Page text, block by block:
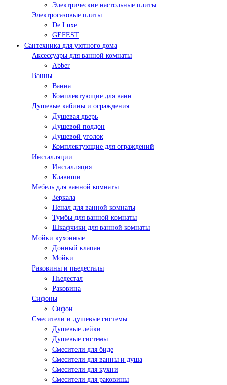
Электрические настольные плиты
Электрогазовые плиты
De Luxe
GEFEST
Сантехника для уютного дома
Аксессуары для ванной комнаты
Abber
Ванны
Ванна
Комплектующие для ванн
Душевые кабины и ограждения
Душевая дверь
Душевой поддон
Душевой уголок
Комплектующие для ограждений
Инсталляции
Инсталляция
Клавиши
Мебель для ванной комнаты
Зеркала
Пенал для ванной комнаты
Тумбы для ванной комнаты
Шкафчики для ванной комнаты
Мойки кухонные
Донный клапан
Мойки
Раковины и пьедесталы
Пьедестал
Раковина
Сифоны
Сифон
Смесители и душевые системы
Душевые лейки
Душевые системы
Смесители для биде
Смесители для ванны и душа
Смесители для кухни
Смесители для раковины